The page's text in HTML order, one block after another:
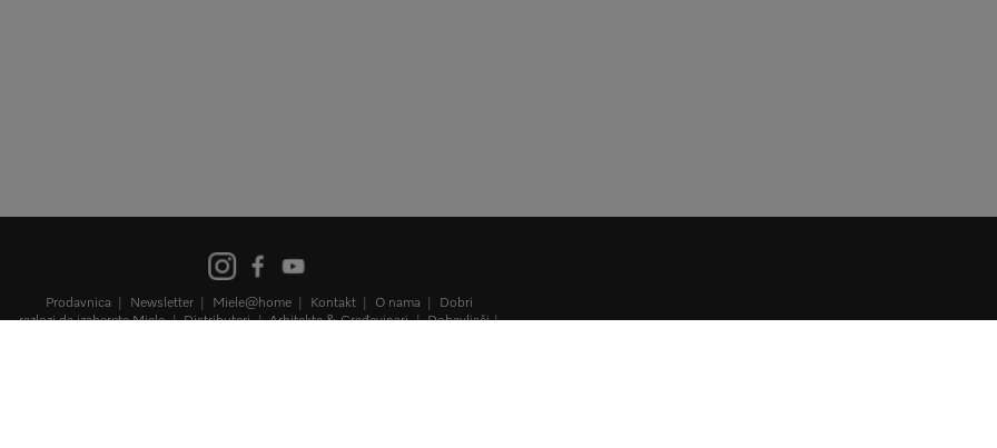
Prodavnica Newsletter Miele@home Kontakt O nama
Dobri
razlozi da izaberete Miele
Distributeri Arhitekte & Građevinari
Dobavljači